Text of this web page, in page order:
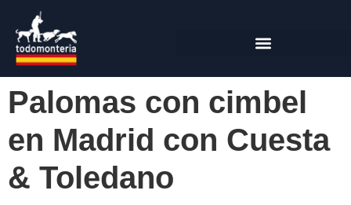
Palomas con cimbel
en Madrid con Cuesta
& Toledano